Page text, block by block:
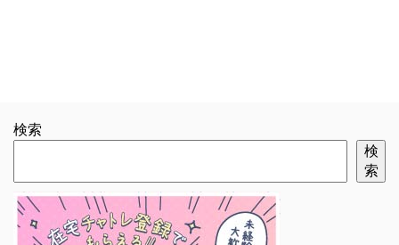
検索
検
索